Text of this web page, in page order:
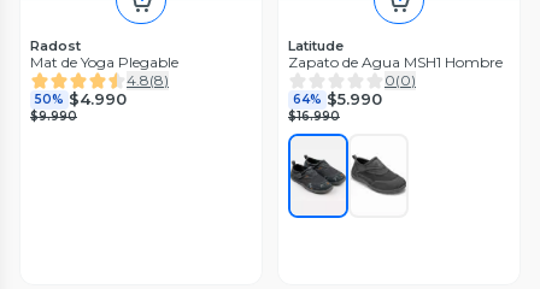
Radost
Mat de Yoga Plegable
4.8(8)
50% $4.990
$9.990
Latitude
Zapato de Agua MSH1 Hombre
0(0)
64% $5.990
$16.990